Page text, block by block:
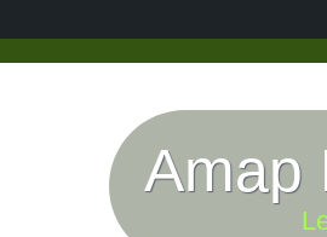
Amap